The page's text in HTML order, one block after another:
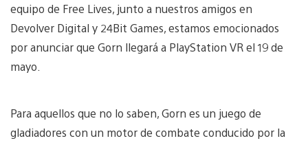
equipo de Free Lives, junto a nuestros amigos en
Devolver Digital y 24Bit Games, estamos emocionados
por anunciar que Gorn llegará a PlayStation VR el 19 de
mayo.
Para aquellos que no lo saben, Gorn es un juego de
gladiadores con un motor de combate conducido por la